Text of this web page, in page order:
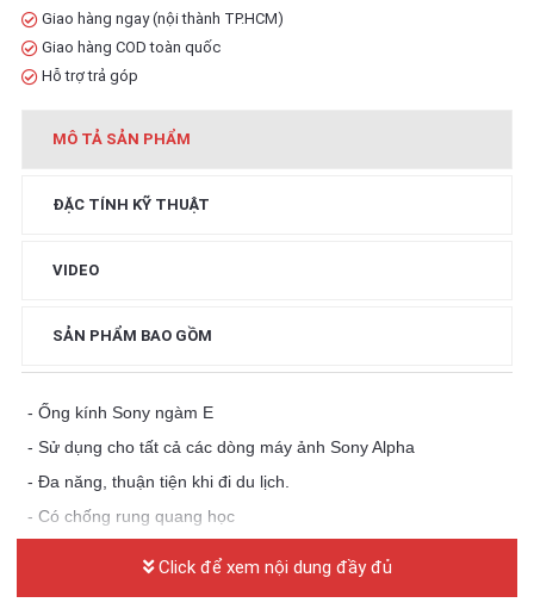
Giao hàng ngay (nội thành TP.HCM)
Giao hàng COD toàn quốc
Hỗ trợ trả góp
MÔ TẢ SẢN PHẨM
ĐẶC TÍNH KỸ THUẬT
VIDEO
SẢN PHẨM BAO GỒM
- Ống kính Sony ngàm E
- Sử dụng cho tất cả các dòng máy ảnh Sony Alpha
- Đa năng, thuận tiện khi đi du lịch.
- Có chống rung quang học
Click để xem nội dung đầy đủ